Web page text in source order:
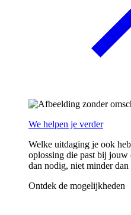
We helpen je verder
Welke uitdaging je ook
oplossing die past bij jouw
dan nodig, niet minder dan
Ontdek de mogelijkheden